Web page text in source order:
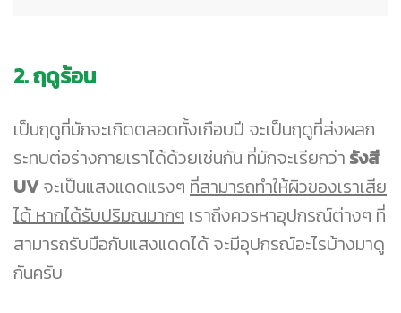
2. ฤดูร้อน
เป็นฤดูที่มักจะเกิดตลอดทั้งเกือบปี จะเป็นฤดูที่ส่งผลก
ระทบต่อร่างกายเราได้ด้วยเช่นกัน ที่มักจะเรียกว่า รังสี
UVจะเป็นแสงแดดแรงๆ ที่สามารถทำให้ผิวของเราเสีย
ได้ หากได้รับปริมณมากๆ เราถึงควรหาอุปกรณ์ต่างๆ ที่
สามารถรับมือกับแสงแดดได้ จะมีอุปกรณ์อะไรบ้างมาดู
กันครับ